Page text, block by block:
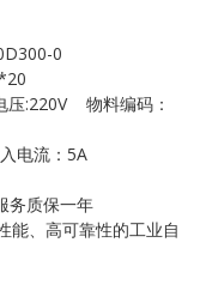
0
压:220V 物料编码：
电流：5A
务质保一年
能、高可靠性的工业自